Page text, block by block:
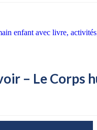
– Le Corps